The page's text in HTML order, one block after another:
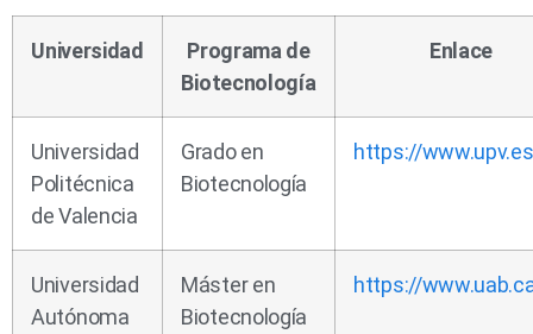
Universidad
Programa de
Biotecnología
Enlace
Universidad
Politécnica
de Valencia
Grado en
Biotecnología
https://
Universidad
Autónoma
Máster en
Biotecnología
https://